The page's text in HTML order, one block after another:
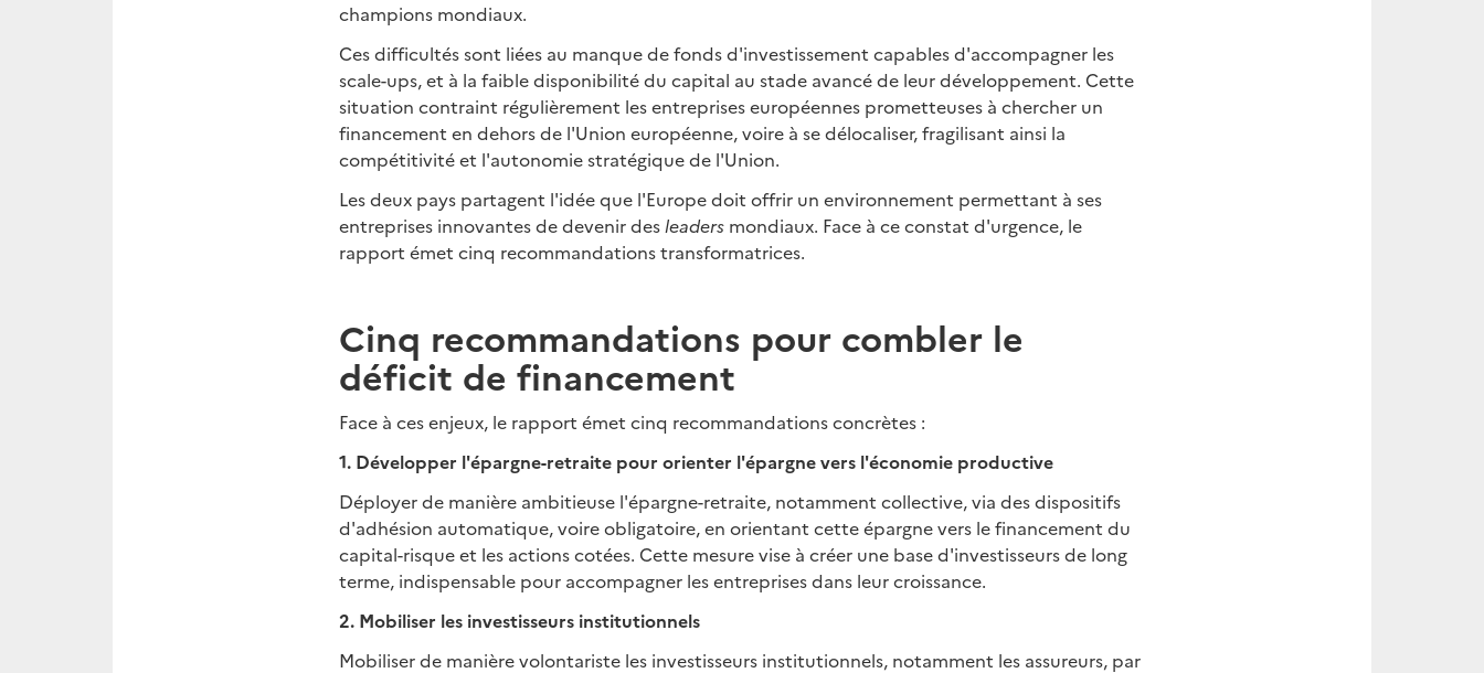
champions mondiaux.
Ces difficultés sont liées au manque de fonds d'investissement capables d'accompagner les
scale-ups, et à la faible disponibilité du capital au stade avancé de leur développement. Cette
situation contraint régulièrement les entreprises européennes prometteuses à chercher un
financement en dehors de l'Union européenne, voire à se délocaliser, fragilisant ainsi la
compétitivité et l'autonomie stratégique de l'Union.
Les deux pays partagent l'idée que l'Europe doit offrir un environnement permettant à ses
entreprises innovantes de devenir des leaders mondiaux. Face à ce constat d'urgence, le
rapport émet cinq recommandations transformatrices.
Cinq recommandations pour combler le
déficit de financement
Face à ces enjeux, le rapport émet cinq recommandations concrètes :
1. Développer l'épargne-retraite pour orienter l'épargne vers l'économie productive
Déployer de manière ambitieuse l'épargne-retraite, notamment collective, via des dispositifs
d'adhésion automatique, voire obligatoire, en orientant cette épargne vers le financement du
capital-risque et les actions cotées. Cette mesure vise à créer une base d'investisseurs de long
terme, indispensable pour accompagner les entreprises dans leur croissance.
2. Mobiliser les investisseurs institutionnels
Mobiliser de manière volontariste les investisseurs institutionnels, notamment les assureurs, par